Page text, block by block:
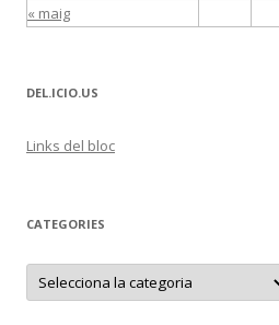
« maig
DEL.ICIO.US
Links del bloc
CATEGORIES
C
t